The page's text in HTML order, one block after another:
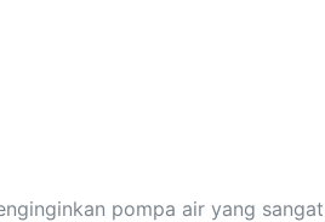
pompa air yang sangat